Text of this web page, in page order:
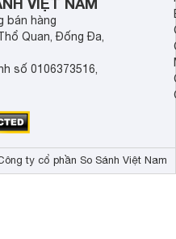
bán hàng
Quan, Đống Đa,
số 0106373516,
ty cổ phần So Sánh Việt Nam